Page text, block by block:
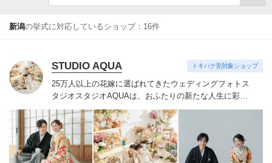
新潟の挙式に対応しているショップ：16件
STUDIO AQUA トキハナ割対象ショップ
25万人以上の花嫁に選ばれてきたウェディングフォトス
タジオスタジオAQUAは、おふたりの新たな人生に彩り
を添える“最高のウェディングフォト”のお手伝いをさせ
ていただきます。1枚の写真のチカラを信じて